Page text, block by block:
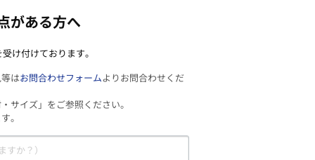
がある方へ
け付けております。
はお問合わせフォームよりお問合わせくだ
サイズ」をご参照ください。
。